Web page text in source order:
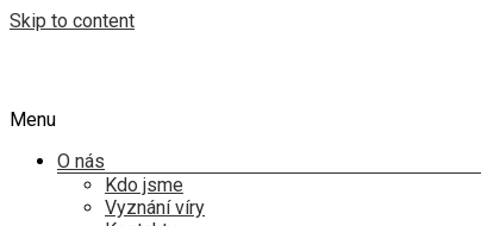
Skip to content
Menu
O nás
Kdo jsme
Vyznání víry